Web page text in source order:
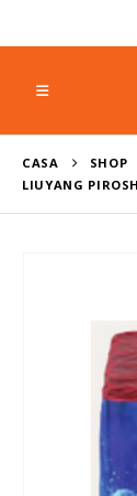
CASA SHOP
LIUYANG